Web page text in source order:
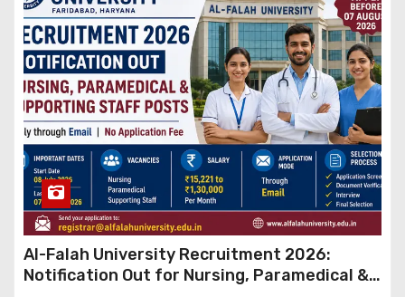
Al-Falah University Recruitment 2026:
Notification Out for Nursing, Paramedical &